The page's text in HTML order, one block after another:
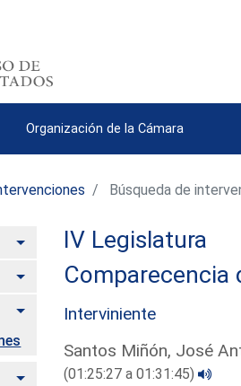
Organización de la Cámara
Búsqueda de
Alternar
Alternar
Alternar
Alternar
IV Legislatura
Comparecencia
Interviniente
Santos Miñón, José
(01:25:27 a 01:31:45)